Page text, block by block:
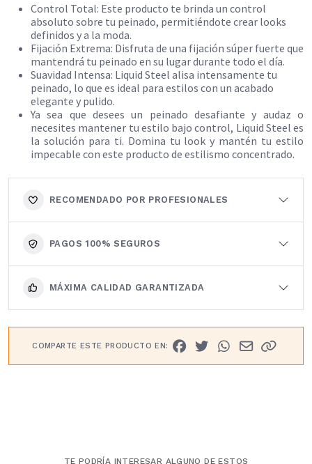
​Control Total: Este producto te brinda un control
absoluto sobre tu peinado, permitiéndote crear looks
definidos y a la moda.
Fijación Extrema: Disfruta de una fijación súper fuerte que
mantendrá tu peinado en su lugar durante todo el día.
Suavidad Intensa: Liquid Steel alisa intensamente tu
peinado, lo que es ideal para estilos con un acabado
elegante y pulido.
Ya sea que desees un peinado desafiante y audaz o
necesites mantener tu estilo bajo control, Liquid Steel es
la solución para ti. Domina tu look y mantén tu estilo
impecable con este producto de estilismo concentrado.​
RECOMENDADO POR PROFESIONALES
PAGOS 100% SEGUROS
MÁXIMA CALIDAD GARANTIZADA
COMPARTE ESTE PRODUCTO EN:
TE PODRÍA INTERESAR ALGUNO DE ESTOS